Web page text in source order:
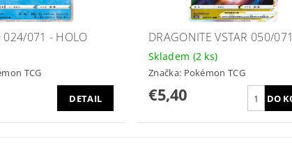
024/071 - HOLO
TCG
DETAIL
DRAGONITE VSTAR 050/071
Skladem (2 ks)
Značka: Pokémon TCG
€5,40